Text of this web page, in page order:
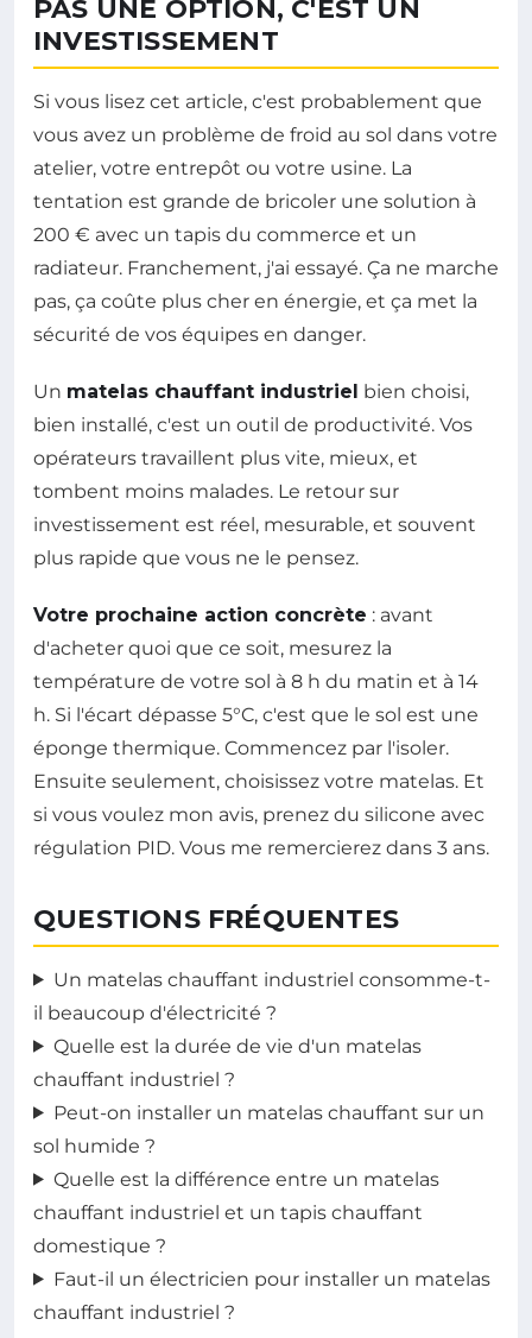
PAS UNE OPTION, C'EST UN
INVESTISSEMENT
Si vous lisez cet article, c'est probablement que
vous avez un problème de froid au sol dans votre
atelier, votre entrepôt ou votre usine. La
tentation est grande de bricoler une solution à
200 € avec un tapis du commerce et un
radiateur. Franchement, j'ai essayé. Ça ne marche
pas, ça coûte plus cher en énergie, et ça met la
sécurité de vos équipes en danger.
Un matelas chauffant industriel bien choisi,
bien installé, c'est un outil de productivité. Vos
opérateurs travaillent plus vite, mieux, et
tombent moins malades. Le retour sur
investissement est réel, mesurable, et souvent
plus rapide que vous ne le pensez.
Votre prochaine action concrète : avant
d'acheter quoi que ce soit, mesurez la
température de votre sol à 8 h du matin et à 14
h. Si l'écart dépasse 5°C, c'est que le sol est une
éponge thermique. Commencez par l'isoler.
Ensuite seulement, choisissez votre matelas. Et
si vous voulez mon avis, prenez du silicone avec
régulation PID. Vous me remercierez dans 3 ans.
QUESTIONS FRÉQUENTES
Un matelas chauffant industriel consomme-t-
il beaucoup d'électricité ?
Quelle est la durée de vie d'un matelas
chauffant industriel ?
Peut-on installer un matelas chauffant sur un
sol humide ?
Quelle est la différence entre un matelas
chauffant industriel et un tapis chauffant
domestique ?
Faut-il un électricien pour installer un matelas
chauffant industriel ?